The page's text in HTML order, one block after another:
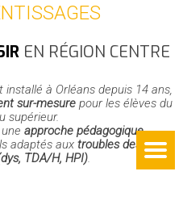
EN RÉGION CENTRE
installé à Orléans depuis 14 ans,
sur-mesurepour les élèves du
supérieur.
approche pédagogique
adaptés aux troubles des
TDA/H, HPI).